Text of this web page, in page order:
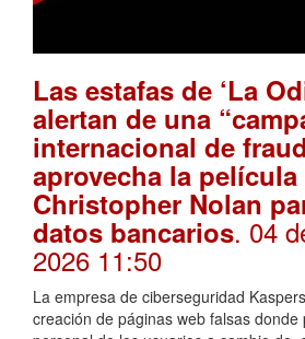
Las estafas de ‘La
alertan de una
internacional de
aprovecha la película
Christopher Nolan
datos bancarios. 04
2026 11:50
La empresa de ciberseguridad
creación de páginas web falsas donde